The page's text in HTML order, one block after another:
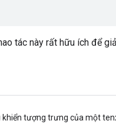
tác này rất hữu ích để
khiển tượng trưng của một